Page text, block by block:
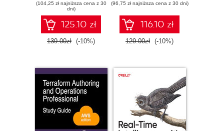
microservices,
DevSecOps, EF
Core, and design
patterns for Azure -
Fifth Edition
(104,25 zł najniższa cena z 30
dni)
125.10 zł
139.00zł (-10%)
that streamline
modern software
delivery
(96,75 zł najniższa cena z 30 dni)
116.10 zł
129.00zł (-10%)